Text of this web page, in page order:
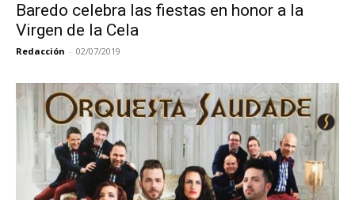
Baredo celebra las fiestas en honor a la
Virgen de la Cela
Redacción - 02/07/2019